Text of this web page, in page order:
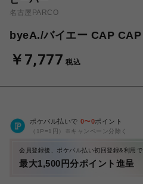
名古屋PARCO
byeA./バイエー CAP CAP
￥7,777 税込
ポケパル払いで 0〜0ポイント
（1P=1円）※キャンペーン分除く
会員登録後、ポケパル払い初回登録&利用で
最大1,500円分ポイント進呈